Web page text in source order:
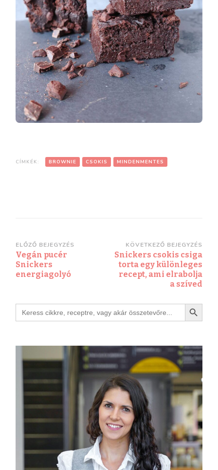
CÍMKÉK: BROWNIE CSOKIS MINDENMENTES
ELŐZŐ BEJEGYZÉS
Vegán pucér
Snickers
energiagolyó
KÖVETKEZŐ BEJEGYZÉS
Snickers csokis csiga
torta egy különleges
recept, ami elrabolja
a szíved
Search
for:
Search Button